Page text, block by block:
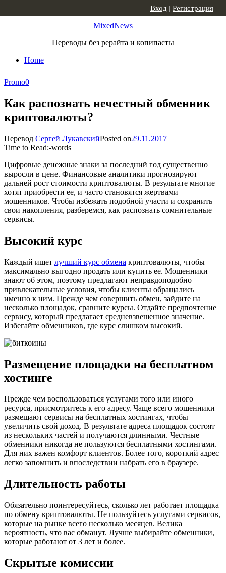
MixedNews
Переводы без рерайта и копипасты
Home
Вход | Регистрация
Promo0
Как распознать нечестный обменник
криптовалюты?
Перевод Сергей ЛукавскийPosted on29.11.2017
Time to Read:-words
Цифровые денежные знаки за последний год существенно
выросли в цене. Финансовые аналитики прогнозируют
дальней рост стоимости криптовалюты. В результате многие
хотят приобрести ее, и часто становятся жертвами
мошенников. Чтобы избежать подобной участи и сохранить
свои накопления, разберемся, как распознать сомнительные
сервисы.
Высокий курс
Каждый ищет лучший курс обмена криптовалюты, чтобы
максимально выгодно продать или купить ее. Мошенники
знают об этом, поэтому предлагают неправдоподобно
привлекательные условия, чтобы клиенты обращались
именно к ним. Прежде чем совершить обмен, зайдите на
несколько площадок, сравните курсы. Отдайте предпочтение
сервису, который предлагает средневзвешенное значение.
Избегайте обменников, где курс слишком высокий.
Размещение площадки на бесплатном
хостинге
Прежде чем воспользоваться услугами того или иного
ресурса, присмотритесь к его адресу. Чаще всего мошенники
размещают сервисы на бесплатных хостингах, чтобы
увеличить свой доход. В результате адреса площадок состоят
из нескольких частей и получаются длинными. Честные
обменники никогда не пользуются бесплатными хостингами.
Для них важен комфорт клиентов. Более того, короткий адрес
легко запомнить и впоследствии набрать его в браузере.
Длительность работы
Обязательно поинтересуйтесь, сколько лет работает площадка
по обмену криптовалюты. Не пользуйтесь услугами сервисов,
которые на рынке всего несколько месяцев. Велика
вероятность, что вас обманут. Лучше выбирайте обменники,
которые работают от 3 лет и более.
Скрытые комиссии